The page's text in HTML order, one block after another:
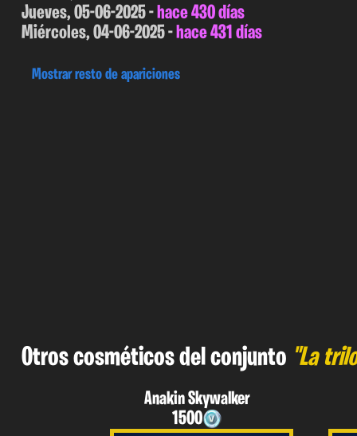
Jueves, 05-06-2025 -hace 430 días
Miércoles, 04-06-2025 -hace 431 días
Mostrar resto de apariciones
Otros cosméticos del conjunto "La
Anakin Skywalker
1500